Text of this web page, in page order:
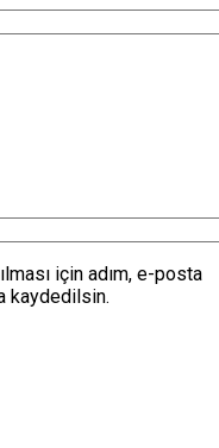
için adım, e-posta
kaydedilsin.